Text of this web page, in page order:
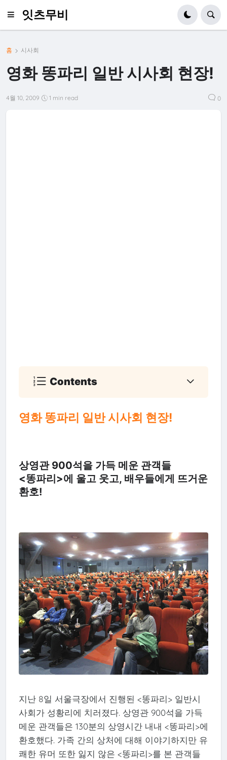
잇츠무비
홈 시사회
영화 똥파리 일반 시사회 현장!
4월 10, 2009 1 min read 0
Contents
영화 똥파리 일반 시사회 현장!
상영관 900석을 가득 메운 관객들
<똥파리>에 울고 웃고, 배우들에게 뜨거운
환호!
지난 8일 서울극장에서 진행된 <똥파리> 일반시
사회가 성황리에 치러졌다. 상영관 900석을 가득
메운 관객들은 130분의 상영시간 내내 <똥파리>에
환호했다. 가족 간의 상처에 대해 이야기하지만 유
쾌한 유머 또한 잃지 않은 <똥파리>를 본 관객들